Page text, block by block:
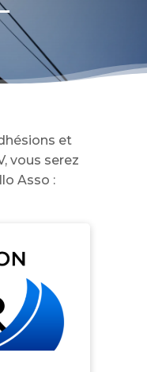
et
vous serez
Asso :